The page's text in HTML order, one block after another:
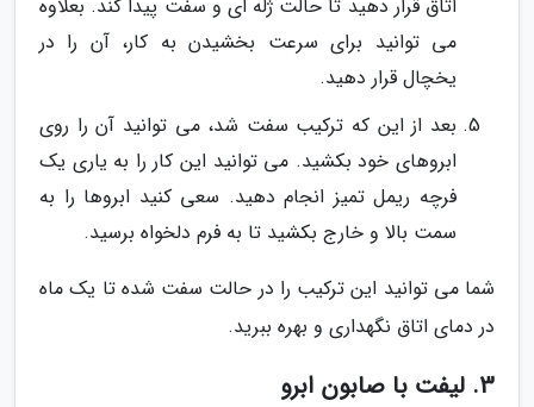
اتاق قرار دهید تا حالت ژله ای و سفت پیدا کند. بعلاوه
می توانید برای سرعت بخشیدن به کار، آن را در
یخچال قرار دهید.
بعد از این که ترکیب سفت شد، می توانید آن را روی
ابروهای خود بکشید. می توانید این کار را به یاری یک
فرچه ریمل تمیز انجام دهید. سعی کنید ابروها را به
سمت بالا و خارج بکشید تا به فرم دلخواه برسید.
شما می توانید این ترکیب را در حالت سفت شده تا یک ماه
در دمای اتاق نگهداری و بهره ببرید.
3. لیفت با صابون ابرو